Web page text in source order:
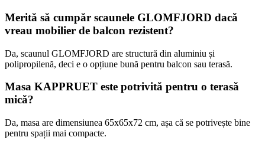
Merită să cumpăr scaunele GLOMFJORD dacă
vreau mobilier de balcon rezistent?
Da, scaunul GLOMFJORD are structură din aluminiu și
polipropilenă, deci e o opțiune bună pentru balcon sau terasă.
Masa KAPPRUET este potrivită pentru o terasă
mică?
Da, masa are dimensiunea 65x65x72 cm, așa că se potrivește bine
pentru spații mai compacte.